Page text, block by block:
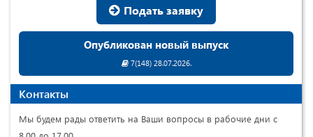
Подать заявку
Опубликован новый выпуск
7(148) 28.07.2026.
Контакты
Мы будем рады ответить на Ваши вопросы в рабочие дни с